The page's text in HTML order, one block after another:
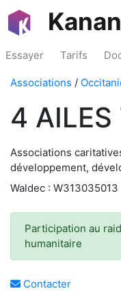
Essayer Tarifs
Associations /
4 AILES
Associations
développement,
Waldec : W313035013
Participation au
humanitaire
Contacter